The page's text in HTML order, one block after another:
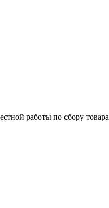
работы по сбору